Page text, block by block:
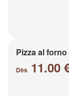
Pizza al forno
Dès 11.00